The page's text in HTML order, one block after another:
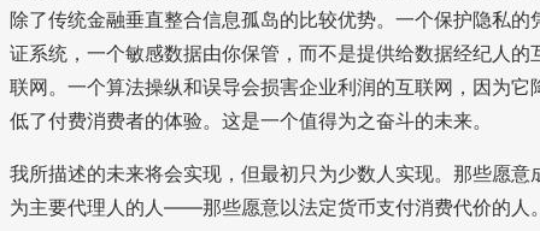
除了传统金融垂直整合信息孤岛的比较优势。一个保护隐私的
证系统，一个敏感数据由你保管，而不是提供给数据经纪人的
联网。一个算法操纵和误导会损害企业利润的互联网，因为它
低了付费消费者的体验。这是一个值得为之奋斗的未来。
我所描述的未来将会实现，但最初只为少数人实现。那些愿意
为主要代理人的人——那些愿意以法定货币支付消费代价的人